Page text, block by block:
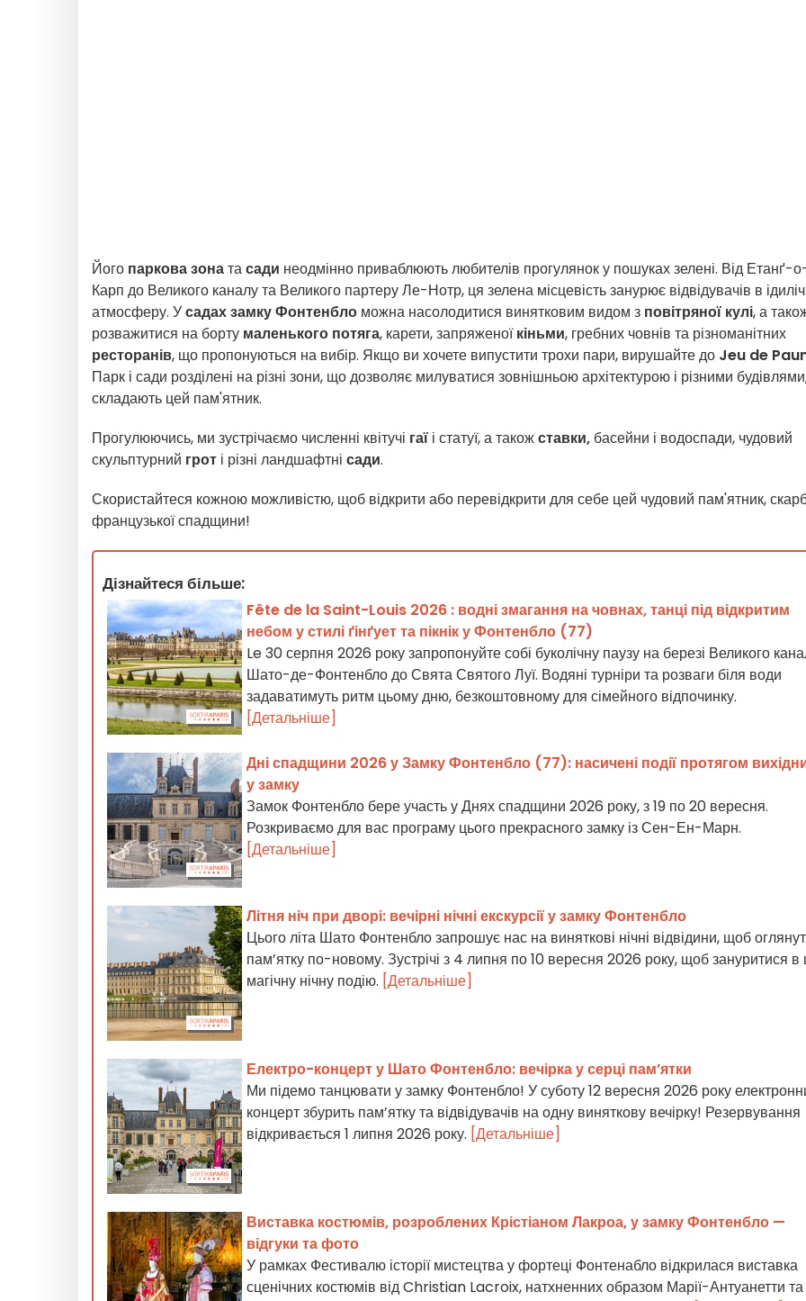
Його паркова зонатасади неодмінно приваблюють любителів прогулянок у пошуках зелені. Від Етанґ-
Карп до Великого каналу та Великого партеру Ле-Нотр, ця зелена місцевість занурює відвідувачів в
атмосферу. Усадах замку Фонтенбло можна насолодитися винятковим видом з повітряної кулі, а
розважитися на борту маленького потяга, карети, запряженоїкіньми, гребних човнів та різноманітних
ресторанів, що пропонуються на вибір. Якщо ви хочете випустити трохи пари, вирушайте до Jeu de
Парк і сади розділені на різні зони, що дозволяє милуватися зовнішньою архітектурою і різними
складають цей пам'ятник.
Прогулюючись, ми зустрічаємо численні квітучі гаї і статуї, а такожставки, басейни і водоспади, чудовий
скульптурний грот і різні ландшафтні сади.
Скористайтеся кожною можливістю, щоб відкрити або перевідкрити для себе цей чудовий пам'ятник,
французької спадщини!
Дізнайтеся більше:
Fête de la Saint-Louis 2026 : водні змагання на човнах, танці під відкритим
небом у стилі ґінґует та пікнік у Фонтенбло (77)
Le 30 серпня 2026 року запропонуйте собі буколічну паузу на березі Великого
Шато-де-Фонтенбло до Свята Святого Луї. Водяні турніри та розваги біля води
задаватимуть ритм цьому дню, безкоштовному для сімейного відпочинку.
[Детальніше]
Дні спадщини 2026 у Замку Фонтенбло (77): насичені події протягом
у замку
Замок Фонтенбло бере участь у Днях спадщини 2026 року, з 19 по 20 вересня.
Розкриваємо для вас програму цього прекрасного замку із Сен-Ен-Марн.
[Детальніше]
Літня ніч при дворі: вечірні нічні екскурсії у замку Фонтенбло
Цього літа Шато Фонтенбло запрошує нас на виняткові нічні відвідини, щоб
пам’ятку по-новому. Зустрічі з 4 липня по 10 вересня 2026 року, щоб зануритися
магічну нічну подію. [Детальніше]
Електро-концерт у Шато Фонтенбло: вечірка у серці пам’ятки
Ми підемо танцювати у замку Фонтенбло! У суботу 12 вересня 2026 року
концерт збурить пам’ятку та відвідувачів на одну виняткову вечірку! Резервування
відкривається 1 липня 2026 року. [Детальніше]
Виставка костюмів, розроблених Крістіаном Лакроа, у замку Фонтенбло —
відгуки та фото
У рамках Фестивалю історії мистецтва у фортеці Фонтенабло відкрилася виставка
сценічних костюмів від Christian Lacroix, натхненних образом Марії-Антуанетти та